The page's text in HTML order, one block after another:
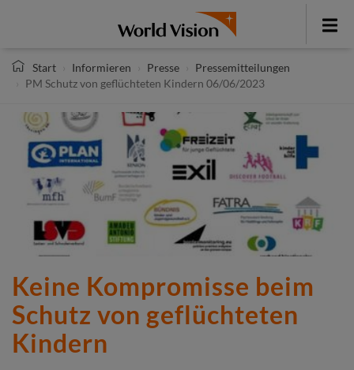
Toggle
Start
Informieren Presse
Pressemitteilungen
PM Schutz von geflüchteten Kindern 06/06/2023
Keine Kompromisse beim
Schutz von geflüchteten
Kindern